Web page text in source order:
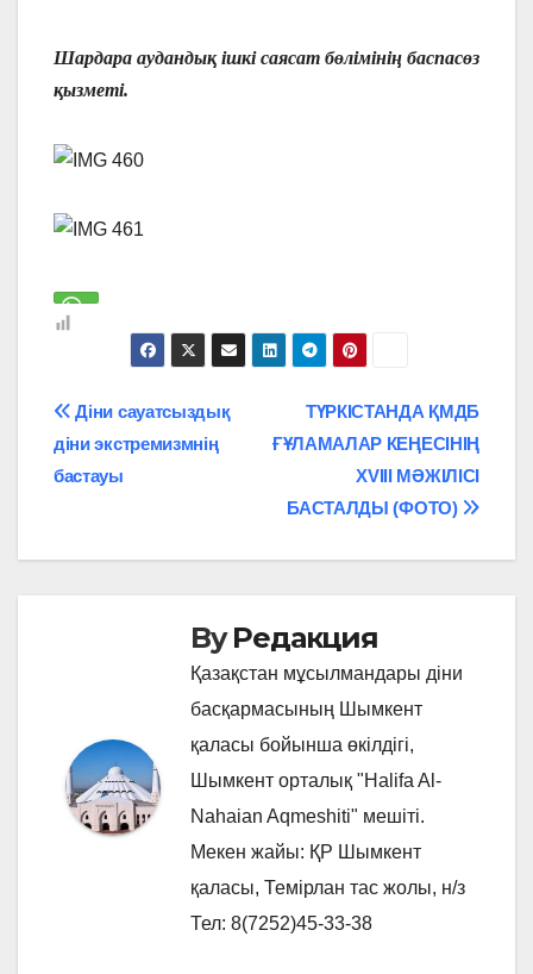
Шардара аудандық ішкі саясат бөлімінің баспасөз
қызметі.
Навигация
по
ТҮРКІСТАНДА ҚМДБ
ҒҰЛАМАЛАР КЕҢЕСІНІҢ
XVIII МӘЖІЛІСІ
БАСТАЛДЫ (ФОТО)
Діни сауатсыздық
діни экстремизмнің
бастауы
ByРедакция
Қазақстан мұсылмандары діни
басқармасының Шымкент
қаласы бойынша өкілдігі,
Шымкент орталық "Halifa Al-
Nahaian Aqmeshiti" мешіті.
Мекен жайы: ҚР Шымкент
қаласы, Темірлан тас жолы, н/з
Тел: 8(7252)45-33-38